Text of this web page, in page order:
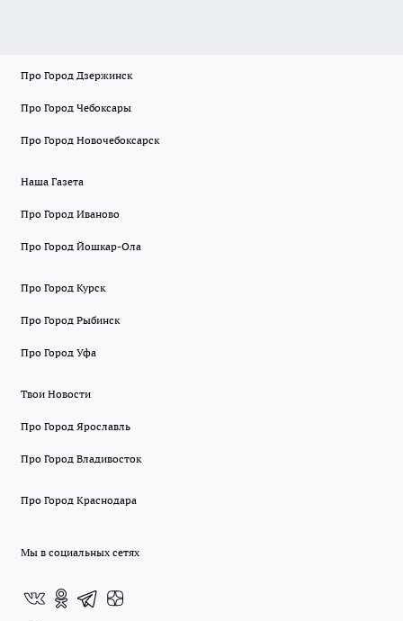
Про Город Дзержинск
Про Город Чебоксары
Про Город Новочебоксарск
Наша Газета
Про Город Иваново
Про Город Йошкар-Ола
Про Город Курск
Про Город Рыбинск
Про Город Уфа
Твои Новости
Про Город Ярославль
Про Город Владивосток
Про Город Краснодара
Мы в социальных сетях